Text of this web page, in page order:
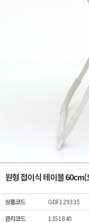
원형 접이식 테이블
상품코드
GDF129335
관리코드
1351840